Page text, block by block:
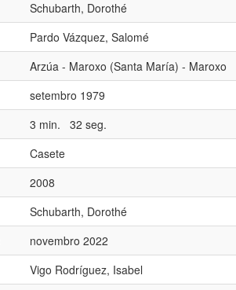
Schubarth, Dorothé
Pardo Vázquez, Salomé
Arzúa - Maroxo (Santa María) - Maroxo
setembro 1979
3 min. 32 seg.
Casete
2008
Schubarth, Dorothé
novembro 2022
Vigo Rodríguez, Isabel